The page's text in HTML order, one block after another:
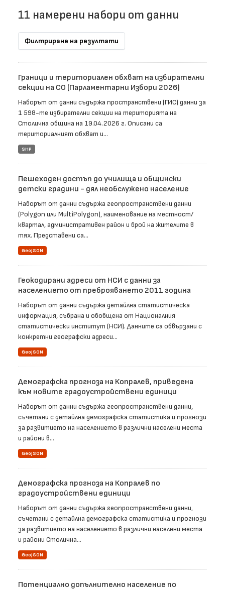
11 намерени набори от данни
Филтриране на резултати
Граници и териториален обхват на избирателни
секции на СО (Парламентарни Избори 2026)
Наборът от данни съдържа пространствени (ГИС) данни за
1 598-те избирателни секции на територията на
Столична община на 19.04.2026 г. Описани са
териториалният обхват и...
SHP
Пешеходен достъп до училища и общински
детски градини - дял необслужено население
Наборът от данни съдържа геопространствени данни
(Polygon или MultiPolygon), наименование на местност/
квартал, административен район и брой на жителите в
тях. Представени са...
GeoJSON
Геокодирани адреси от НСИ с данни за
населението от преброяването 2011 година
Наборът от данни съдържа детайлна статистическа
информация, събрана и обобщена от Националния
статистически институт (НСИ). Данните са обвързани с
конкретни географски адреси...
GeoJSON
Демографска прогноза на Копралев, приведена
към новите градоустройствени единици
Наборът от данни съдържа геопространствени данни,
съчетани с детайлна демографска статистика и прогнози
за развитието на населението в различни населени места
и райони в...
GeoJSON
Демографска прогноза на Копралев по
градоустройствени единици
Наборът от данни съдържа геопространствени данни,
съчетани с детайлна демографска статистика и прогнози
за развитието на населението в различни населени места
и райони Столична...
GeoJSON
Потенциално допълнително население по